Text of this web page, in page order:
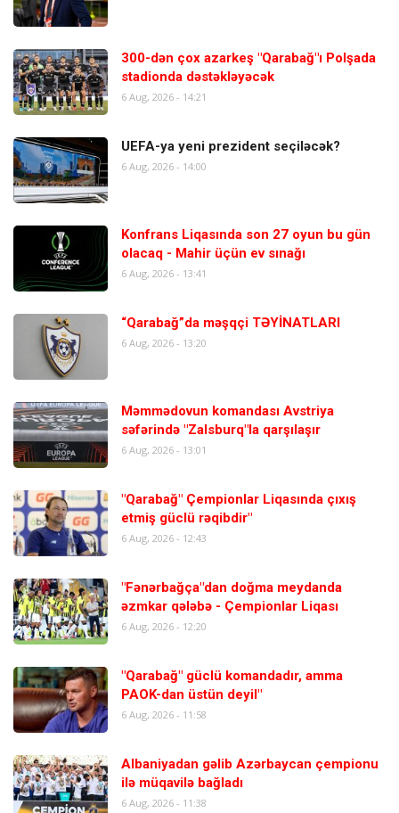
300-dən çox azarkeş "Qarabağ"ı Polşada
stadionda dəstəkləyəcək
6 Aug, 2026 - 14:21
UEFA-ya yeni prezident seçiləcək?
6 Aug, 2026 - 14:00
Konfrans Liqasında son 27 oyun bu gün
olacaq - Mahir üçün ev sınağı
6 Aug, 2026 - 13:41
“Qarabağ”da məşqçi TƏYİNATLARI
6 Aug, 2026 - 13:20
Məmmədovun komandası Avstriya
səfərində "Zalsburq"la qarşılaşır
6 Aug, 2026 - 13:01
"Qarabağ" Çempionlar Liqasında çıxış
etmiş güclü rəqibdir"
6 Aug, 2026 - 12:43
"Fənərbağça"dan doğma meydanda
əzmkar qələbə - Çempionlar Liqası
6 Aug, 2026 - 12:20
"Qarabağ" güclü komandadır, amma
PAOK-dan üstün deyil"
6 Aug, 2026 - 11:58
Albaniyadan gəlib Azərbaycan çempionu
ilə müqavilə bağladı
6 Aug, 2026 - 11:38